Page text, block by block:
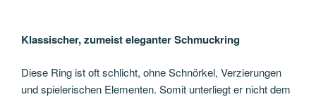
Klassischer, zumeist eleganter Schmuckring
Diese Ring ist oft schlicht, ohne Schnörkel, Verzierungen
und spielerischen Elementen. Somit unterliegt er nicht dem